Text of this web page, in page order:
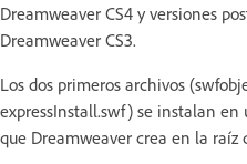
Dreamweaver CS4 y versiones
Dreamweaver CS3.
Los dos primeros archivos
expressInstall.swf) se instalan
que Dreamweaver crea en la raíz